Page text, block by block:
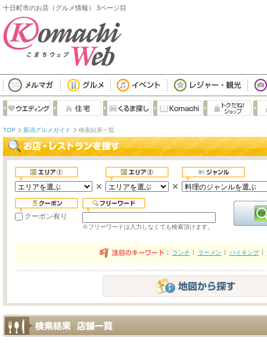
十日町市のお店（グルメ情報） 3ページ目
TOP 新潟グルメガイド 検索結果一覧
クーポン有り
※フリーワードは入力しなくても検索頂けます。
ランチ ラーメン バイキング